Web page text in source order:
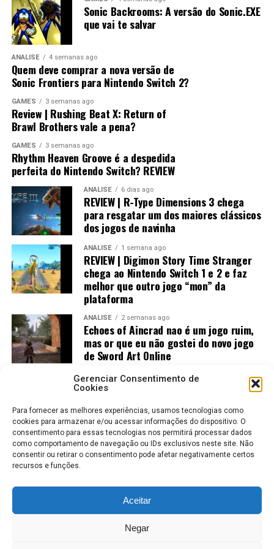
Gerenciar Consentimento de
Cookies
Para fornecer as melhores experiências, usamos tecnologias como
cookies para armazenar e/ou acessar informações do dispositivo. O
consentimento para essas tecnologias nos permitirá processar dados
como comportamento de navegação ou IDs exclusivos neste site. Não
consentir ou retirar o consentimento pode afetar negativamente certos
recursos e funções.
Aceitar
Negar
Sonic Backrooms: A versão do Sonic.EXE
que vai te salvar
ANÁLISE 4 semanas ago
Quem deve comprar a nova versão de
Sonic Frontiers para Nintendo Switch 2?
GAMES 3 semanas ago
Review | Rushing Beat X: Return of
Brawl Brothers vale a pena?
GAMES 3 semanas ago
Rhythm Heaven Groove é a despedida
perfeita do Nintendo Switch? REVIEW
ANÁLISE 6 dias ago
REVIEW | R-Type Dimensions 3 chega
para resgatar um dos maiores clássicos
dos jogos de navinha
ANÁLISE 1 semana ago
REVIEW | Digimon Story Time Stranger
chega ao Nintendo Switch 1 e 2 e faz
melhor que outro jogo “mon” da
plataforma
ANÁLISE 2 semanas ago
Echoes of Aincrad nao é um jogo ruim,
mas or que eu não gostei do novo jogo
de Sword Art Online
2 semanas ago
Jogos Amados e Odiados do Sonic: Os
ROBERTO KARLOS COLABORADORES
POLÍTICA DE PRIVACIDADE
TERMOS DE USO